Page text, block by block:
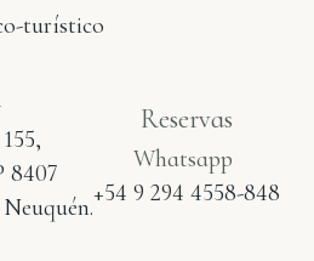
8407
Reservas
Whatsapp
+54 9 294 4558-848